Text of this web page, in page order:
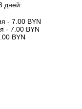
дней:
- 7.00 BYN
- 7.00 BYN
BYN